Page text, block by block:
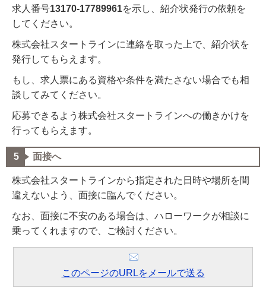
求人番号13170-17789961を示し、紹介状発行の依頼を
してください。
株式会社スタートラインに連絡を取った上で、紹介状を
発行してもらえます。
もし、求人票にある資格や条件を満たさない場合でも相
談してみてください。
応募できるよう株式会社スタートラインへの働きかけを
行ってもらえます。
面接へ
株式会社スタートラインから指定された日時や場所を間
違えないよう、面接に臨んでください。
なお、面接に不安のある場合は、ハローワークが相談に
乗ってくれますので、ご検討ください。
このページのURLをメールで送る